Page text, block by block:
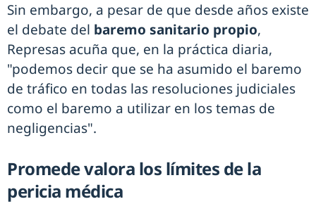
Sin embargo, a pesar de que desde años existe
el debate del baremo sanitario propio,
Represas acuña que, en la práctica diaria,
"podemos decir que se ha asumido el baremo
de tráfico en todas las resoluciones judiciales
como el baremo a utilizar en los temas de
negligencias".
Promede valora los límites de la
pericia médica